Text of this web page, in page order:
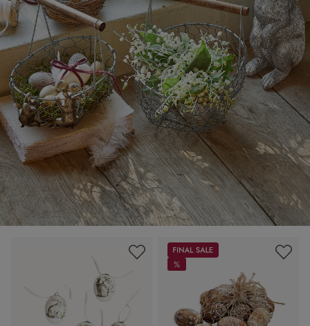
Sale
%
%